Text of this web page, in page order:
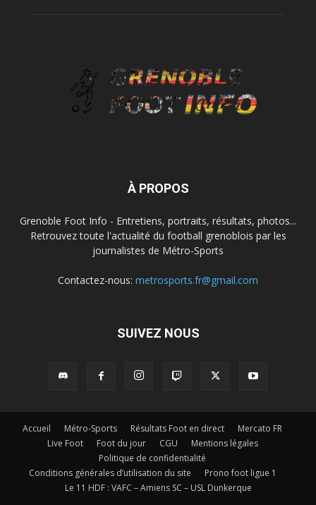
À PROPOS
Grenoble Foot Info - Entretiens, portraits, résultats, photos...
Retrouvez toute l'actualité du football grenoblois par les
journalistes de Métro-Sports
Contactez-nous: metrosports.fr@gmail.com
SUIVEZ NOUS
Accueil Métro-Sports Résultats Foot en direct
Mercato FR
Live Foot
Foot du jour CGU
Mentions légales
Politique de confidentialité
Conditions générales d’utilisation du site
Prono foot ligue 1
Le 11 HDF : VAFC – Amiens SC – USL Dunkerque